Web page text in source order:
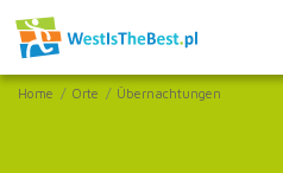
Home Orte Übernachtungen